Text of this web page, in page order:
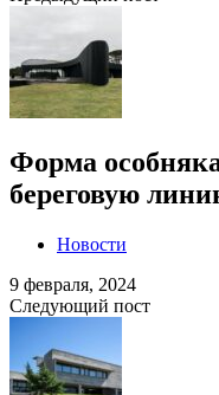
Форма
береговую
Новости
9 февраля, 2024
Следующий пост